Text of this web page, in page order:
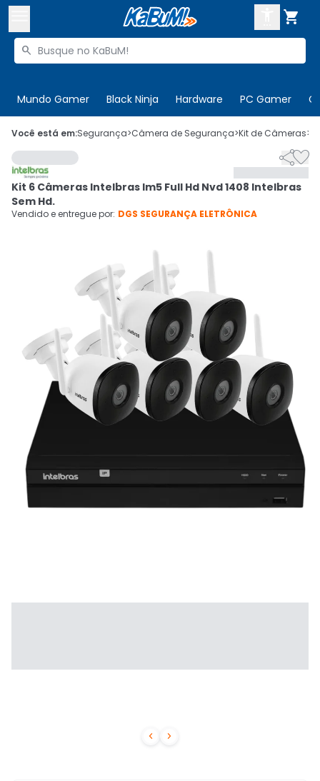

Buscar produtos

Mundo Gamer Black Ninja Hardware PC Gamer
 Olá. Acesse sua conta
 Departamentos
Cupons
CADASTRE-SE
Você está em:Segurança>Câmera de Segurança>Kit de Câmeras>
 

Kit 6 Câmeras Intelbras Im5 Full Hd Nvd 1408 Intelbras
Sem Hd.
Vendido e entregue por: DGS SEGURANÇA ELETRÔNICA